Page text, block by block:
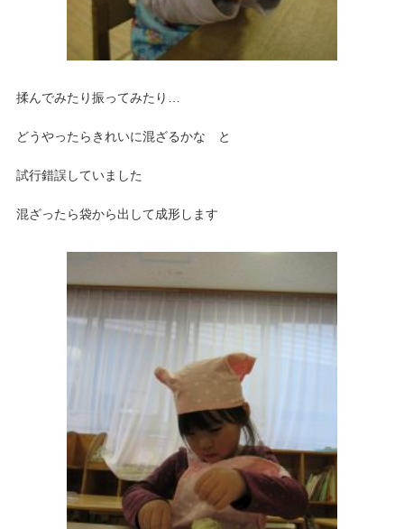
揉んでみたり振ってみたり…
どうやったらきれいに混ざるかな と
試行錯誤していました
混ざったら袋から出して成形します